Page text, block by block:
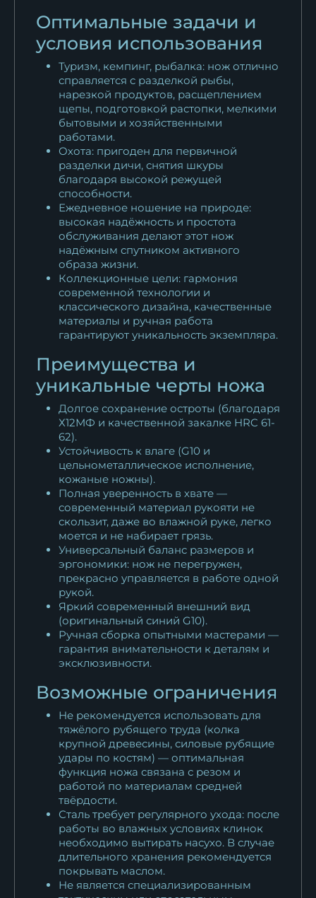
Оптимальные задачи и
условия использования
Туризм, кемпинг, рыбалка: нож отлично
справляется с разделкой рыбы,
нарезкой продуктов, расщеплением
щепы, подготовкой растопки, мелкими
бытовыми и хозяйственными
работами.
Охота: пригоден для первичной
разделки дичи, снятия шкуры
благодаря высокой режущей
способности.
Ежедневное ношение на природе:
высокая надёжность и простота
обслуживания делают этот нож
надёжным спутником активного
образа жизни.
Коллекционные цели: гармония
современной технологии и
классического дизайна, качественные
материалы и ручная работа
гарантируют уникальность экземпляра.
Преимущества и
уникальные черты ножа
Долгое сохранение остроты (благодаря
Х12МФ и качественной закалке HRC 61-
62).
Устойчивость к влаге (G10 и
цельнометаллическое исполнение,
кожаные ножны).
Полная уверенность в хвате —
современный материал рукояти не
скользит, даже во влажной руке, легко
моется и не набирает грязь.
Универсальный баланс размеров и
эргономики: нож не перегружен,
прекрасно управляется в работе одной
рукой.
Яркий современный внешний вид
(оригинальный синий G10).
Ручная сборка опытными мастерами —
гарантия внимательности к деталям и
эксклюзивности.
Возможные ограничения
Не рекомендуется использовать для
тяжёлого рубящего труда (колка
крупной древесины, силовые рубящие
удары по костям) — оптимальная
функция ножа связана с резом и
работой по материалам средней
твёрдости.
Сталь требует регулярного ухода: после
работы во влажных условиях клинок
необходимо вытирать насухо. В случае
длительного хранения рекомендуется
покрывать маслом.
Не является специализированным